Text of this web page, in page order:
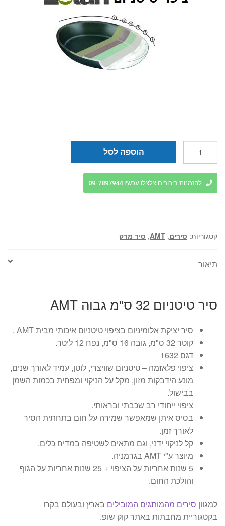
סיר
טיטניום
32
AMT
הוספה לסל
להזמנות בירורים צלצלו עכשיו 09-7897944
קטגוריות: סירים,
AMT
, סיר מרק
תיאור
סיר טיטניום 32 ס"מ גבוה AMT
סיר יציקת אלומיניום בציפוי טיטניום איכותי מבית AMT .
קוטר 32 ס"מ, גובה 16 ס"מ, נפח 12 ליטר.
דגם 1632
ציפוי פלאזמה – טיטניום שוויצרי, לוטן, עמיד לאורך שנים,
מונע הידבקות מזון, מקל על הניקוי ומפחית בכמות השמן
בבישול.
ציפוי ייחודי רב שכבתי ובראותי.
בסיס איתן שמאפשר שמירה על חום בתחתית הסיר
לאורך זמן.
קל לניקוי ידני, וגם מתאים לשטיפה במדיח כלים.
מיוצר ע"י AMT בגרמניה.
5 שנות אחריות על הציפוי + 25 שנות אחריות על הגוף
והולכת החום.
למגוון סירים מהמותגים המובילים בארץ ובעולם בקרו
בקטגוריית מחבתות באתר קוק שופ.